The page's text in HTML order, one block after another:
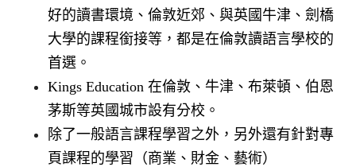
好的讀書環境、倫敦近郊、與英國牛津、劍橋
大學的課程銜接等，都是在倫敦讀語言學校的
首選。
Kings Education 在倫敦、牛津、布萊頓、伯恩
茅斯等英國城市設有分校。
除了一般語言課程學習之外，另外還有針對專
頁課程的學習（商業、財金、藝術）